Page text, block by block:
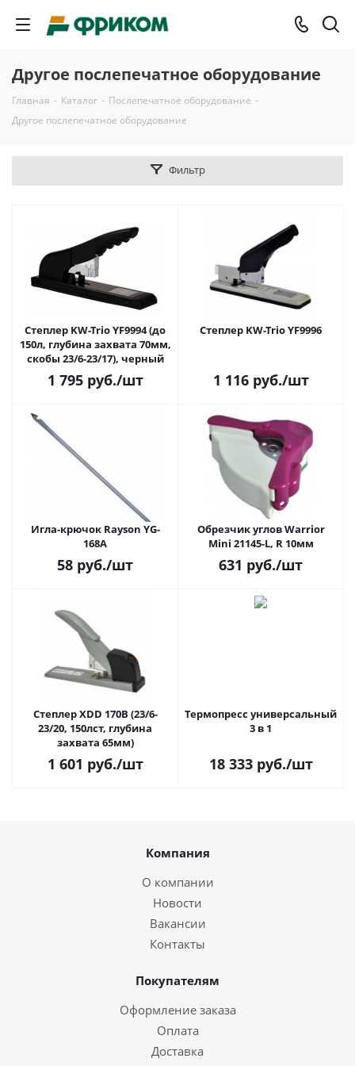
Другое послепечатное оборудование
Главная - Каталог - Послепечатное оборудование -
Другое послепечатное оборудование
Фильтр
Степлер KW-Trio YF9994 (до
150л, глубина захвата 70мм,
скобы 23/6-23/17), черный
1 795руб./шт
Степлер KW-Trio YF9996
1 116руб./шт
Игла-крючок Rayson YG-
168A
58 руб./шт
Обрезчик углов Warrior
Mini 21145-L, R 10мм
631 руб./шт
Степлер XDD 170В (23/6-
23/20, 150лст, глубина
захвата 65мм)
1 601 руб./шт
Термопресс универсальный
3 в 1
18 333руб./шт
Компания
О компании
Новости
Вакансии
Контакты
Покупателям
Оформление заказа
Оплата
Доставка